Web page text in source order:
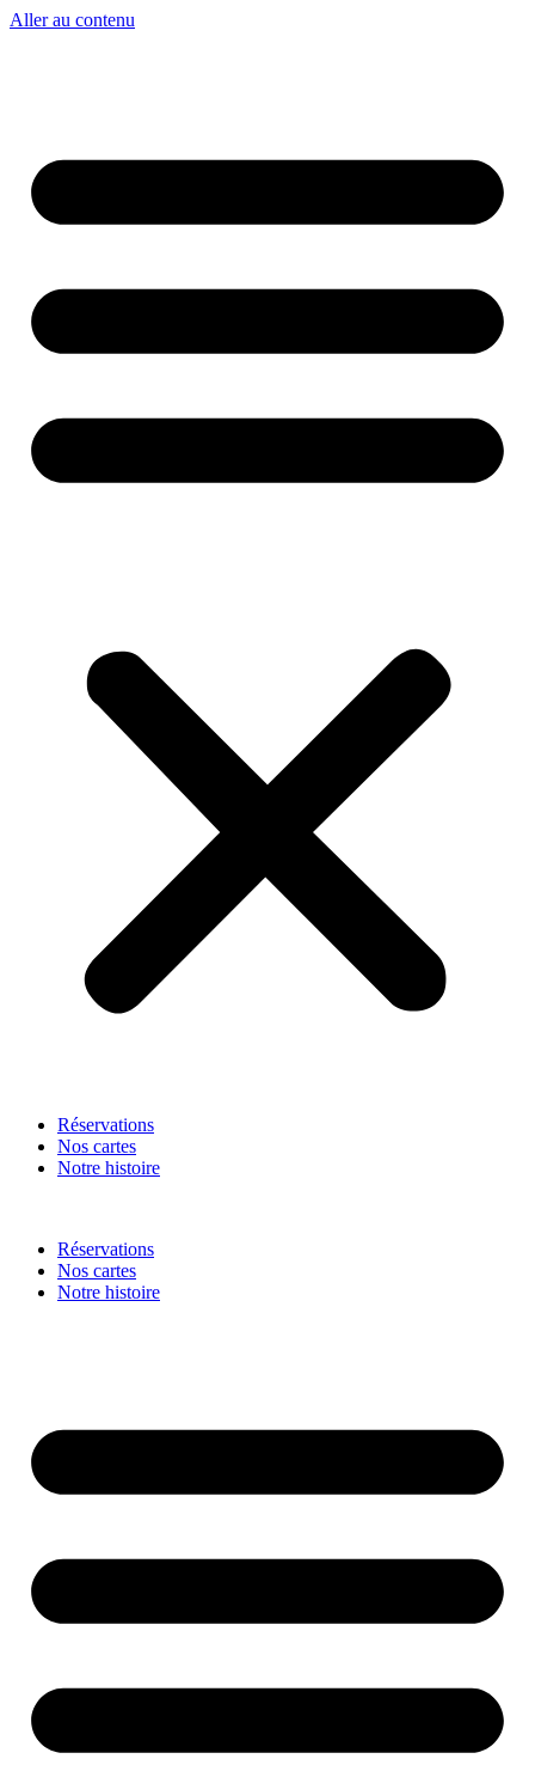
Aller au contenu
Réservations
Nos cartes
Notre histoire
Réservations
Nos cartes
Notre histoire